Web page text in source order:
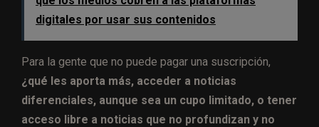
digitales por usar sus contenidos
Para la gente que no puede pagar una suscripción,
¿qué les aporta más, acceder a noticias
diferenciales, aunque sea un cupo limitado, o tener
acceso libre a noticias que no profundizan y no